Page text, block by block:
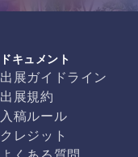
ドキュメント
出展ガイドライン
出展規約
入稿ルール
クレジット